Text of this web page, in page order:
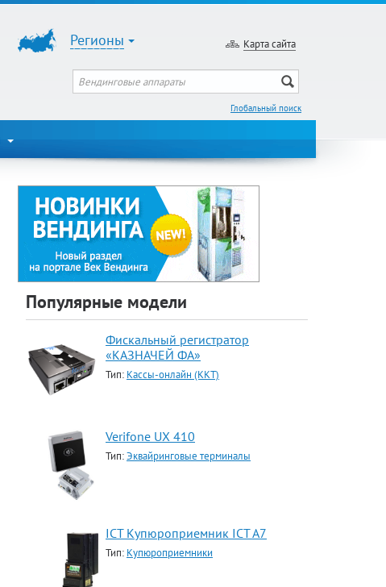
Регионы Карта сайта
Глобальный поиск
Популярные модели
Фискальный регистратор
«КАЗНАЧЕЙ ФА»
Тип: Кассы-онлайн (ККТ)
Verifone UX 410
Тип:Эквайринговые терминалы
ICT Купюроприемник ICT A7
Тип: Купюроприемники